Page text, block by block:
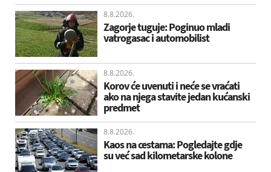
8.8.2026.
Zagorje tuguje: Poginuo mladi
vatrogasac i automobilist
8.8.2026.
Korov će uvenuti i neće se vraćati
ako na njega stavite jedan kućanski
predmet
8.8.2026.
Kaos na cestama: Pogledajte gdje
su već sad kilometarske kolone